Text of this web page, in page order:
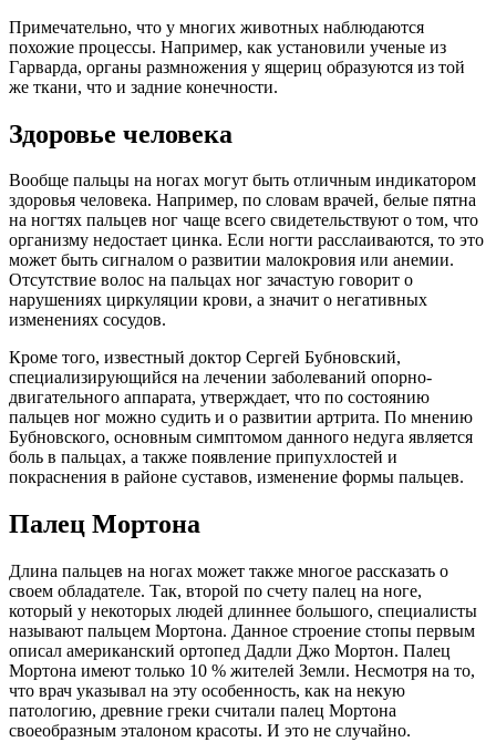
Примечательно, что у многих животных наблюдаются
похожие процессы. Например, как установили ученые из
Гарварда, органы размножения у ящериц образуются из той
же ткани, что и задние конечности.
Здоровье человека
Вообще пальцы на ногах могут быть отличным индикатором
здоровья человека. Например, по словам врачей, белые пятна
на ногтях пальцев ног чаще всего свидетельствуют о том, что
организму недостает цинка. Если ногти расслаиваются, то это
может быть сигналом о развитии малокровия или анемии.
Отсутствие волос на пальцах ног зачастую говорит о
нарушениях циркуляции крови, а значит о негативных
изменениях сосудов.
Кроме того, известный доктор Сергей Бубновский,
специализирующийся на лечении заболеваний опорно-
двигательного аппарата, утверждает, что по состоянию
пальцев ног можно судить и о развитии артрита. По мнению
Бубновского, основным симптомом данного недуга является
боль в пальцах, а также появление припухлостей и
покраснения в районе суставов, изменение формы пальцев.
Палец Мортона
Длина пальцев на ногах может также многое рассказать о
своем обладателе. Так, второй по счету палец на ноге,
который у некоторых людей длиннее большого, специалисты
называют пальцем Мортона. Данное строение стопы первым
описал американский ортопед Дадли Джо Мортон. Палец
Мортона имеют только 10 % жителей Земли. Несмотря на то,
что врач указывал на эту особенность, как на некую
патологию, древние греки считали палец Мортона
своеобразным эталоном красоты. И это не случайно.